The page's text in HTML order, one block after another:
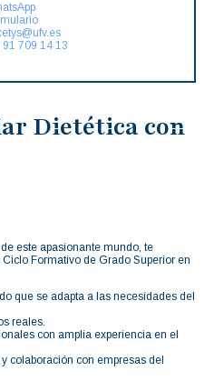
91 709 14 13
Dietética con
este apasionante mundo, te
Formativo de Grado Superior en
que se adapta a las necesidades del
reales.
con amplia experiencia en el
colaboración con empresas del